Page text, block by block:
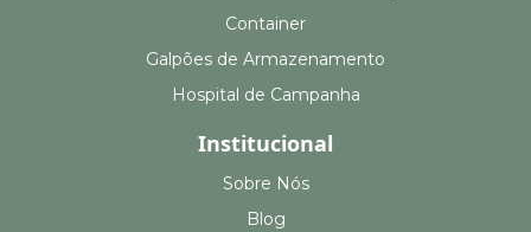
Container
Galpões de Armazenamento
Hospital de Campanha
Institucional
Sobre Nós
Blog